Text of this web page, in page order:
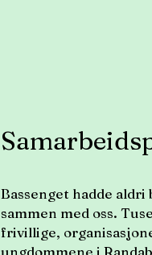
Bassenget hadde
sammen med oss.
frivillige,
ungdommene i